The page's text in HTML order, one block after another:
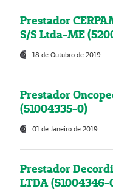
Prestador
S/S Ltda-ME
18 de Outubro de 2019
Prestador
(51004335-0)
01 de Janeiro de 2019
Prestador
LTDA (51004346-